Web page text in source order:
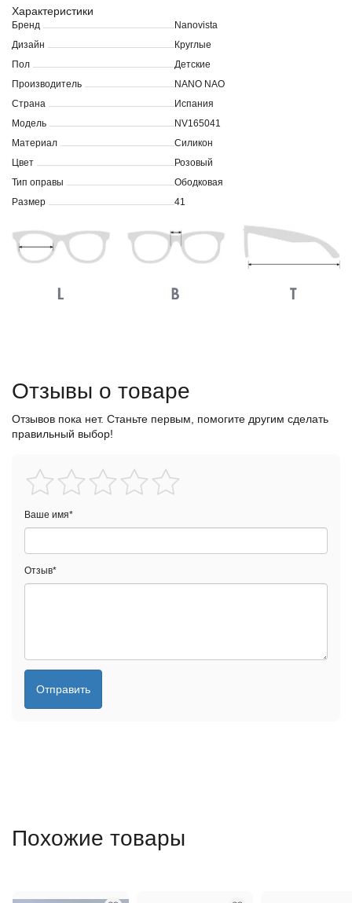
Характеристики
Бренд
Nanovista
Дизайн
Круглые
Пол
Детские
Производитель
NANO NAO
Страна
Испания
Модель
NV165041
Материал
Силикон
Цвет
Розовый
Тип оправы
Ободковая
Размер
41
Отзывы о товаре
Отзывов пока нет. Станьте первым, помогите другим сделать
правильный выбор!
Ваше имя*
Отзыв*
Отправить
Похожие товары